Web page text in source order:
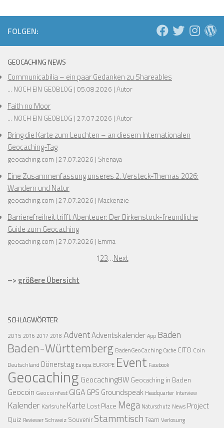
FOLGEN:
GEOCACHING NEWS
Communicabilia – ein paar Gedanken zu Shareables
... NOCH EIN GEOBLOG 05.08.2026 Autor
Faith no Moor
... NOCH EIN GEOBLOG 27.07.2026 Autor
Bring die Karte zum Leuchten – an diesem Internationalen
Geocaching-Tag
geocaching.com 27.07.2026 Shenaya
Eine Zusammenfassung unseres 2. Versteck-Themas 2026:
Wandern und Natur
geocaching.com 27.07.2026 Mackenzie
Barrierefreiheit trifft Abenteuer: Der Birkenstock-freundliche
Guide zum Geocaching
geocaching.com 27.07.2026 Emma
123…Next
–> größere Übersicht
SCHLAGWÖRTER
2015 2016 2017 2018 AdventAdventskalenderApp Baden
Baden-Württemberg BadenGeoCaching Cache CITO Coin
Deutschland Dönerstag Europa EUROPE Event Facebook
Geocaching GeocachingBW Geocaching in Baden
Geocoin Geocoinfest GIGAGPS Groundspeak Headquarter Interview
Kalender Karlsruhe Karte Lost Place Mega Naturschutz News Project
Quiz ReviewerSchweiz Souvenir Stammtisch Team Verlosung